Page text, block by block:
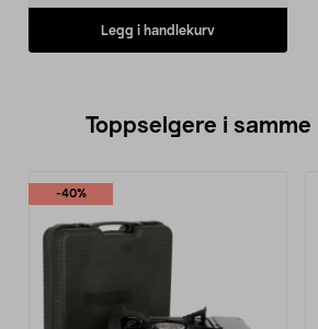
Legg i handlekurv
Toppselgere i
-40%